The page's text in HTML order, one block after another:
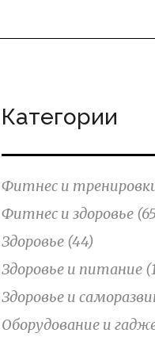
Категории
Фитнес и
Фитнес и здоровье
Здоровье (44)
Здоровье и питание
Здоровье и
Оборудование и